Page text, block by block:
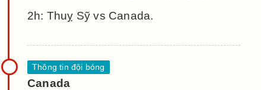
2h: Thuỵ Sỹ vs Canada.
Canada